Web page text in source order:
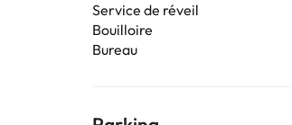
Service de réveil
Bouilloire
Bureau